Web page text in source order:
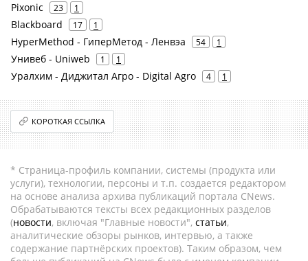
Pixonic 23 1
Blackboard 17 1
HyperMethod - ГиперМетод - Ленвэа 54 1
Унивеб - Uniweb 1 1
Уралхим - Диджитал Агро - Digital Agro 4 1
КОРОТКАЯ ССЫЛКА
* Страница-профиль компании, системы (продукта или
услуги), технологии, персоны и т.п. создается редактором
на основе анализа архива публикаций портала CNews.
Обрабатываются тексты всех редакционных разделов
(новости, включая "Главные новости", статьи,
аналитические обзоры рынков, интервью, а также
содержание партнёрских проектов). Таким образом, чем